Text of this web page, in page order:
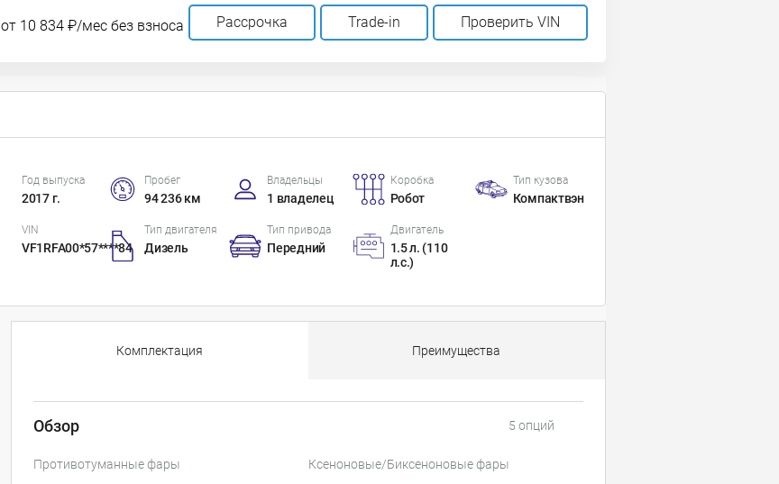
от 10 834 ₽/мес без взноса Рассрочка Trade-in Проверить VIN
Год выпуска
2017 г.
Пробег
94 236 км
Владельцы
1 владелец
Коробка
Робот
Тип кузова
Компактвэн
VIN
VF1RFA00*57****84
Тип двигателя
Дизель
Тип привода
Передний
Двигатель
1.5 л. (110
л.с.)
Комплектация Преимущества
Обзор 5 опций
Противотуманные фары
Ксеноновые/Биксеноновые фары